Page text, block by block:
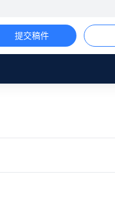
提交稿件